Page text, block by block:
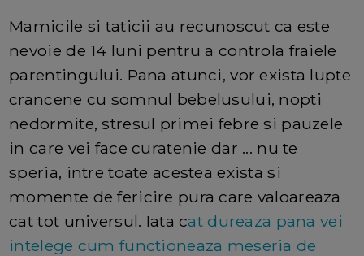
Mamicile si taticii au recunoscut ca este
nevoie de 14 luni pentru a controla fraiele
parentingului. Pana atunci, vor exista lupte
crancene cu somnul bebelusului, nopti
nedormite, stresul primei febre si pauzele
in care vei face curatenie dar ... nu te
speria, intre toate acestea exista si
momente de fericire pura care valoareaza
cat tot universul. Iata cat dureaza pana vei
intelege cum functioneaza meseria de